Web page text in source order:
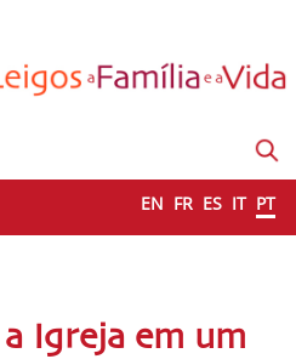
EN FR ES IT PT
Igreja em um